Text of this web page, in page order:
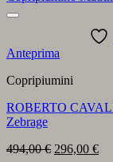
Anteprima
Copripiumini
ROBERTO
Zebrage
494,00€ Il
296,00 €Il